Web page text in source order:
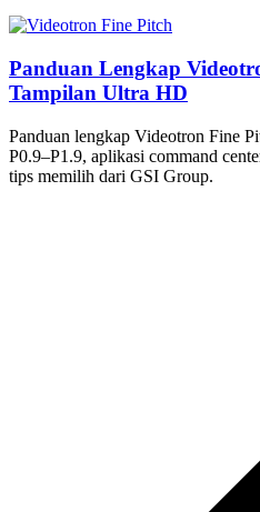
Panduan Lengkap
Tampilan Ultra HD
Panduan lengkap Videotron Fine
P0.9–P1.9, aplikasi command
tips memilih dari GSI Group.